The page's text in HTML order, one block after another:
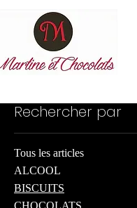
Accueil BISCUITS
Rechercher par
Tous les articles
ALCOOL
BISCUITS
CHOCOLATS